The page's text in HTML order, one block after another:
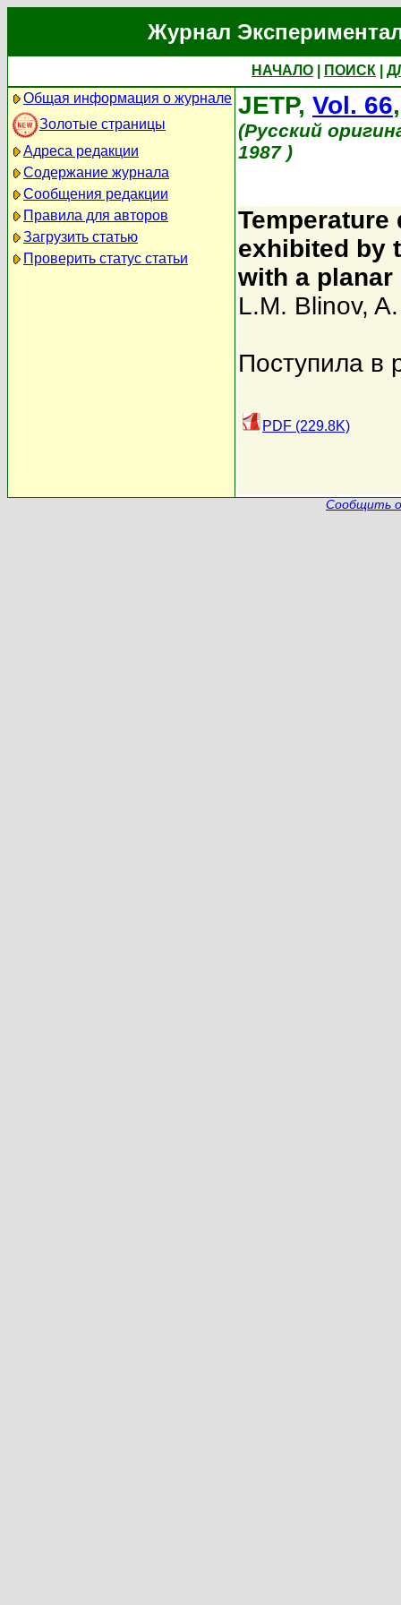
Журнал
НАЧАЛО ПОИСК
Общая информация о журнале
Золотые страницы
Адреса редакции
Содержание журнала
Сообщения редакции
Правила для авторов
Загрузить статью
Проверить статус статьи
JETP, Vol. 66
(Русский
1987 )
Temperature
exhibited by
with a
L.M. Blinov,
Поступила в
PDF (229.8K)
Сообщить о